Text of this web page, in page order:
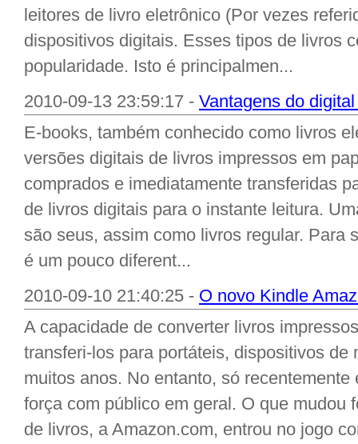
leitores de livro eletrônico (Por vezes
dispositivos digitais. Esses tipos de livros
popularidade. Isto é principalmen...
2010-09-13 23:59:17 - Vantagens do
E-books, também conhecido como livros
versões digitais de livros impressos em
comprados e imediatamente transferidas
de livros digitais para o instante leitura.
são seus, assim como livros regular. Para
é um pouco diferent...
2010-09-10 21:40:25 - O novo Kindle
A capacidade de converter livros
transferi-los para portáteis, dispositivos de
muitos anos. No entanto, só
força com público em geral. O que mudou
de livros, a Amazon.com, entrou no jogo